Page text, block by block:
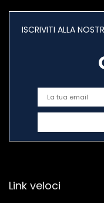
ISCRIVITI ALLA
Link veloci